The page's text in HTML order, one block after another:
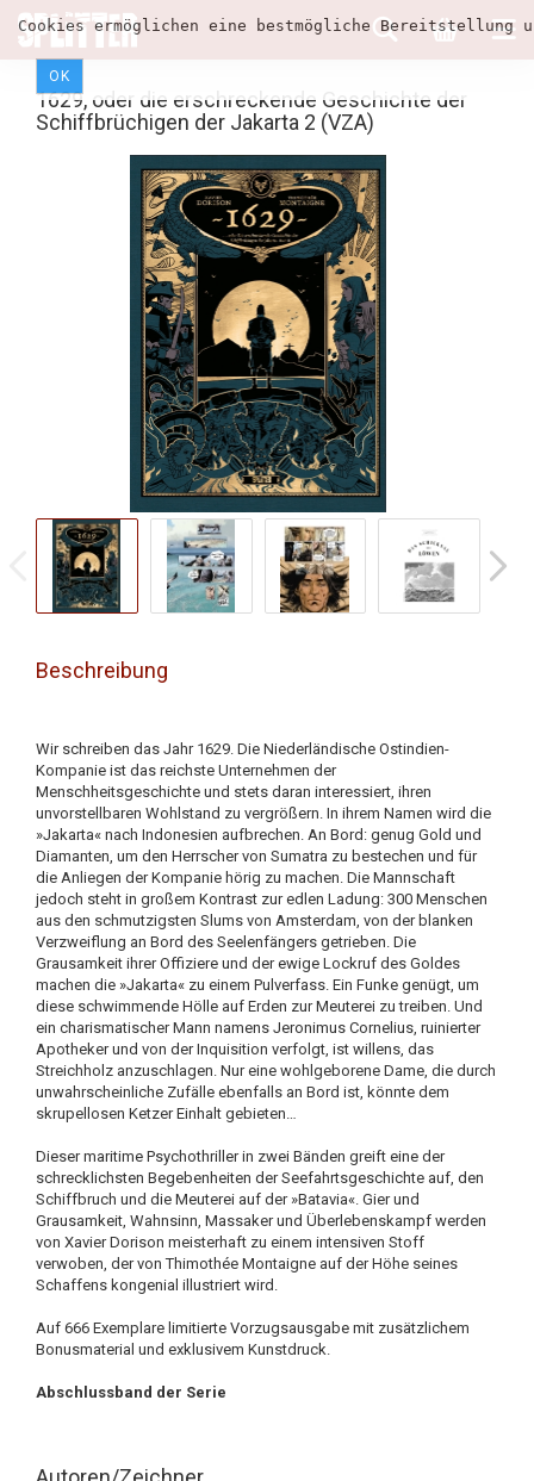
Cookies ermöglichen eine bestmögliche
OK
1629, oder die erschreckende Geschichte der
Schiffbrüchigen der Jakarta 2 (VZA)
Beschreibung
Wir schreiben das Jahr 1629. Die Niederländische Ostindien-
Kompanie ist das reichste Unternehmen der
Menschheitsgeschichte und stets daran interessiert, ihren
unvorstellbaren Wohlstand zu vergrößern. In ihrem Namen wird die
»Jakarta« nach Indonesien aufbrechen. An Bord: genug Gold und
Diamanten, um den Herrscher von Sumatra zu bestechen und für
die Anliegen der Kompanie hörig zu machen. Die Mannschaft
jedoch steht in großem Kontrast zur edlen Ladung: 300 Menschen
aus den schmutzigsten Slums von Amsterdam, von der blanken
Verzweiflung an Bord des Seelenfängers getrieben. Die
Grausamkeit ihrer Offiziere und der ewige Lockruf des Goldes
machen die »Jakarta« zu einem Pulverfass. Ein Funke genügt, um
diese schwimmende Hölle auf Erden zur Meuterei zu treiben. Und
ein charismatischer Mann namens Jeronimus Cornelius, ruinierter
Apotheker und von der Inquisition verfolgt, ist willens, das
Streichholz anzuschlagen. Nur eine wohlgeborene Dame, die durch
unwahrscheinliche Zufälle ebenfalls an Bord ist, könnte dem
skrupellosen Ketzer Einhalt gebieten…
Dieser maritime Psychothriller in zwei Bänden greift eine der
schrecklichsten Begebenheiten der Seefahrtsgeschichte auf, den
Schiffbruch und die Meuterei auf der »Batavia«. Gier und
Grausamkeit, Wahnsinn, Massaker und Überlebenskampf werden
von Xavier Dorison meisterhaft zu einem intensiven Stoff
verwoben, der von Thimothée Montaigne auf der Höhe seines
Schaffens kongenial illustriert wird.
Auf 666 Exemplare limitierte Vorzugsausgabe mit zusätzlichem
Bonusmaterial und exklusivem Kunstdruck.
Abschlussband der Serie